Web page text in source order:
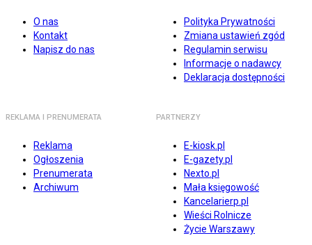
O nas
Kontakt
Napisz do nas
Polityka Prywatności
Zmiana ustawień zgód
Regulamin serwisu
Informacje o nadawcy
Deklaracja dostępności
REKLAMA I PRENUMERATA
Reklama
Ogłoszenia
Prenumerata
Archiwum
PARTNERZY
E-kiosk.pl
E-gazety.pl
Nexto.pl
Mała księgowość
Kancelarierp.pl
Wieści Rolnicze
Życie Warszawy